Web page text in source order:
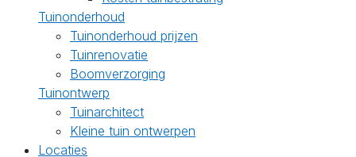
Tuinonderhoud
Tuinonderhoud prijzen
Tuinrenovatie
Boomverzorging
Tuinontwerp
Tuinarchitect
Kleine tuin ontwerpen
Locaties